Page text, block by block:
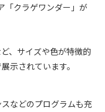
「クラゲワンダー」が
、サイズや色が特徴的
示されています。
などのプログラムも充